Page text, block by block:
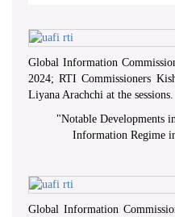
Global Information
2024; RTI Commissioners
Liyana Arachchi at the sessions.
"Notable Developments
Information Regime
Global Information